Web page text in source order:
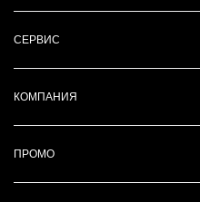
СЕРВИС
КОМПАНИЯ
ПРОМО